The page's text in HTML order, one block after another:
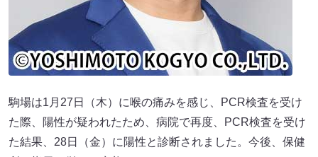
駒場は1月27日（木）に喉の痛みを感じ、PCR検査を受け
た際、陽性が疑われたため、病院で再度、PCR検査を受け
た結果、28日（金）に陽性と診断されました。今後、保健